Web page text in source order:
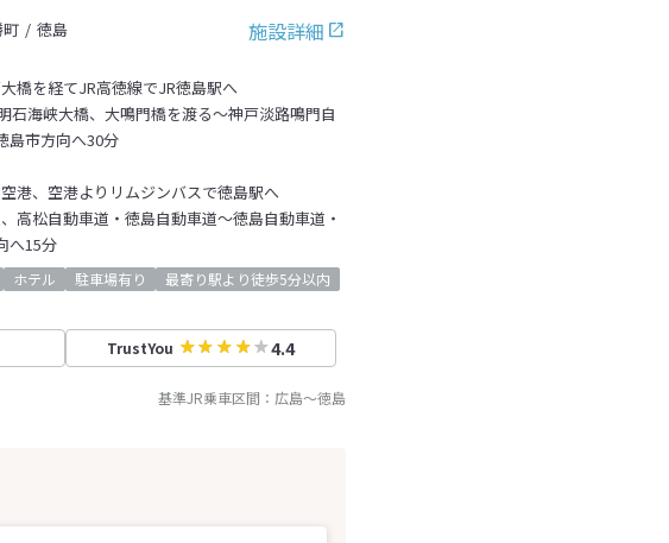
施設詳細
徳島
橋を経てJR高徳線でJR徳島駅へ
石海峡大橋、大鳴門橋を渡る～神戸淡路鳴門自
島市方向へ30分
港、空港よりリムジンバスで徳島駅へ
高松自動車道・徳島自動車道～徳島自動車道・
へ15分
ホテル 駐車場有り
最寄り駅より徒歩5分以内
TrustYou 4.4
基準JR乗車区間： 広島～徳島